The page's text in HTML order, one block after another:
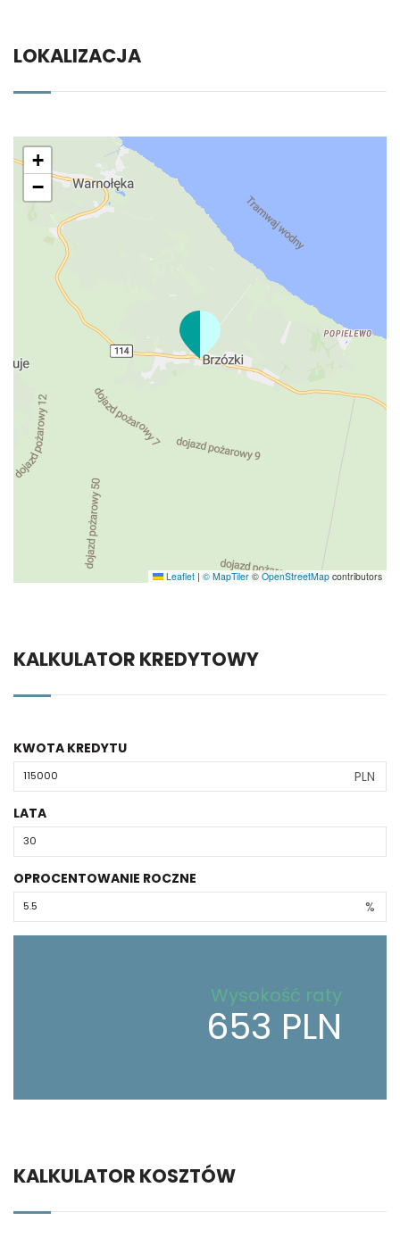
LOKALIZACJA
+
−
Leaflet | © MapTiler © OpenStreetMap contributors
KALKULATOR KREDYTOWY
KWOTA KREDYTU
PLN
LATA
OPROCENTOWANIE ROCZNE
%
Wysokość raty
653 PLN
KALKULATOR KOSZTÓW